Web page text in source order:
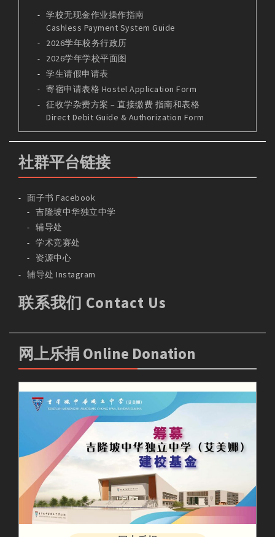
学校无现金作业操作指南
Cashless Payment System Guide
2026学年校务行政历
2026学年学校平面图
学生请假申请表
寄宿申请表格 Hostel Application Form
征收学杂费方案 – 直接缴费 指南和表格
Direct Debit Guide & Authorization Form
社群平台链接
面子书 Facebook
吉隆坡中华独立中学
辅导处
学术竞赛处
资源中心
辅导处 Instagram
联系我们 Contact Us
网上乐捐 Online Donation